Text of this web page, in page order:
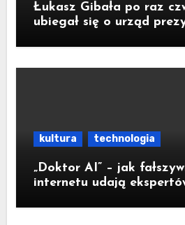
Łukasz Gibała po raz
ubiegał się o urząd
kultura technologia
„Doktor AI” – jak
internetu udają